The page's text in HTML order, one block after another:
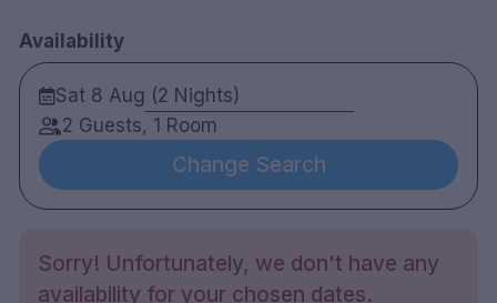
gastropuben The Bishops Arms. med et stort
utvalg av drikke og mat. Det er noe for alle her;
klassiske retter som mørbradburgere og Fish 'n
Chips, men også veganske alternativer. Nyt god
mat og Nord-Europas bredeste utvalg av øl og
whisky i et klassisk pubmiljø.
102 rom
Availability
Sat 8 Aug (2 Nights)
2 Guests, 1 Room
Change Search
Sorry! Unfortunately, we don't have any
availability for your chosen dates.